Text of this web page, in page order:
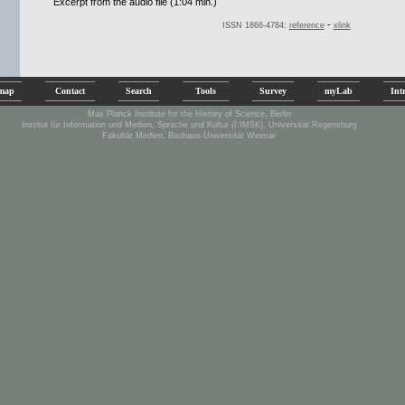
ISSN 1866-4784: reference- xlink
Contact Search Tools Survey myLab
Max Planck Institute for the History of Science, Berlin
Institut für Information und Medien, Sprache und Kultur (I:IMSK), Universität Regensburg
Fakultät Medien, Bauhaus-Universität Weimar